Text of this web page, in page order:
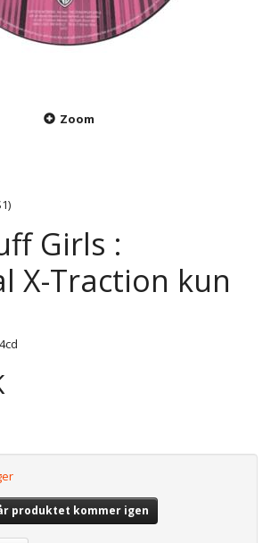
Zoom
Girls :
X-Traction kun
produktet kommer igen